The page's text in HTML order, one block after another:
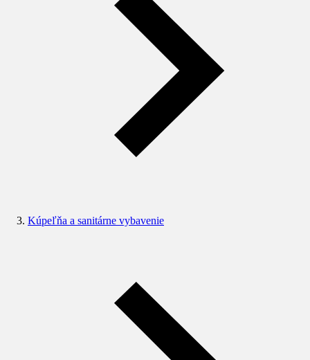
Kúpeľňa a sanitárne vybavenie